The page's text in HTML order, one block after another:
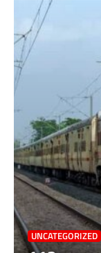
UNCATEGORIZED